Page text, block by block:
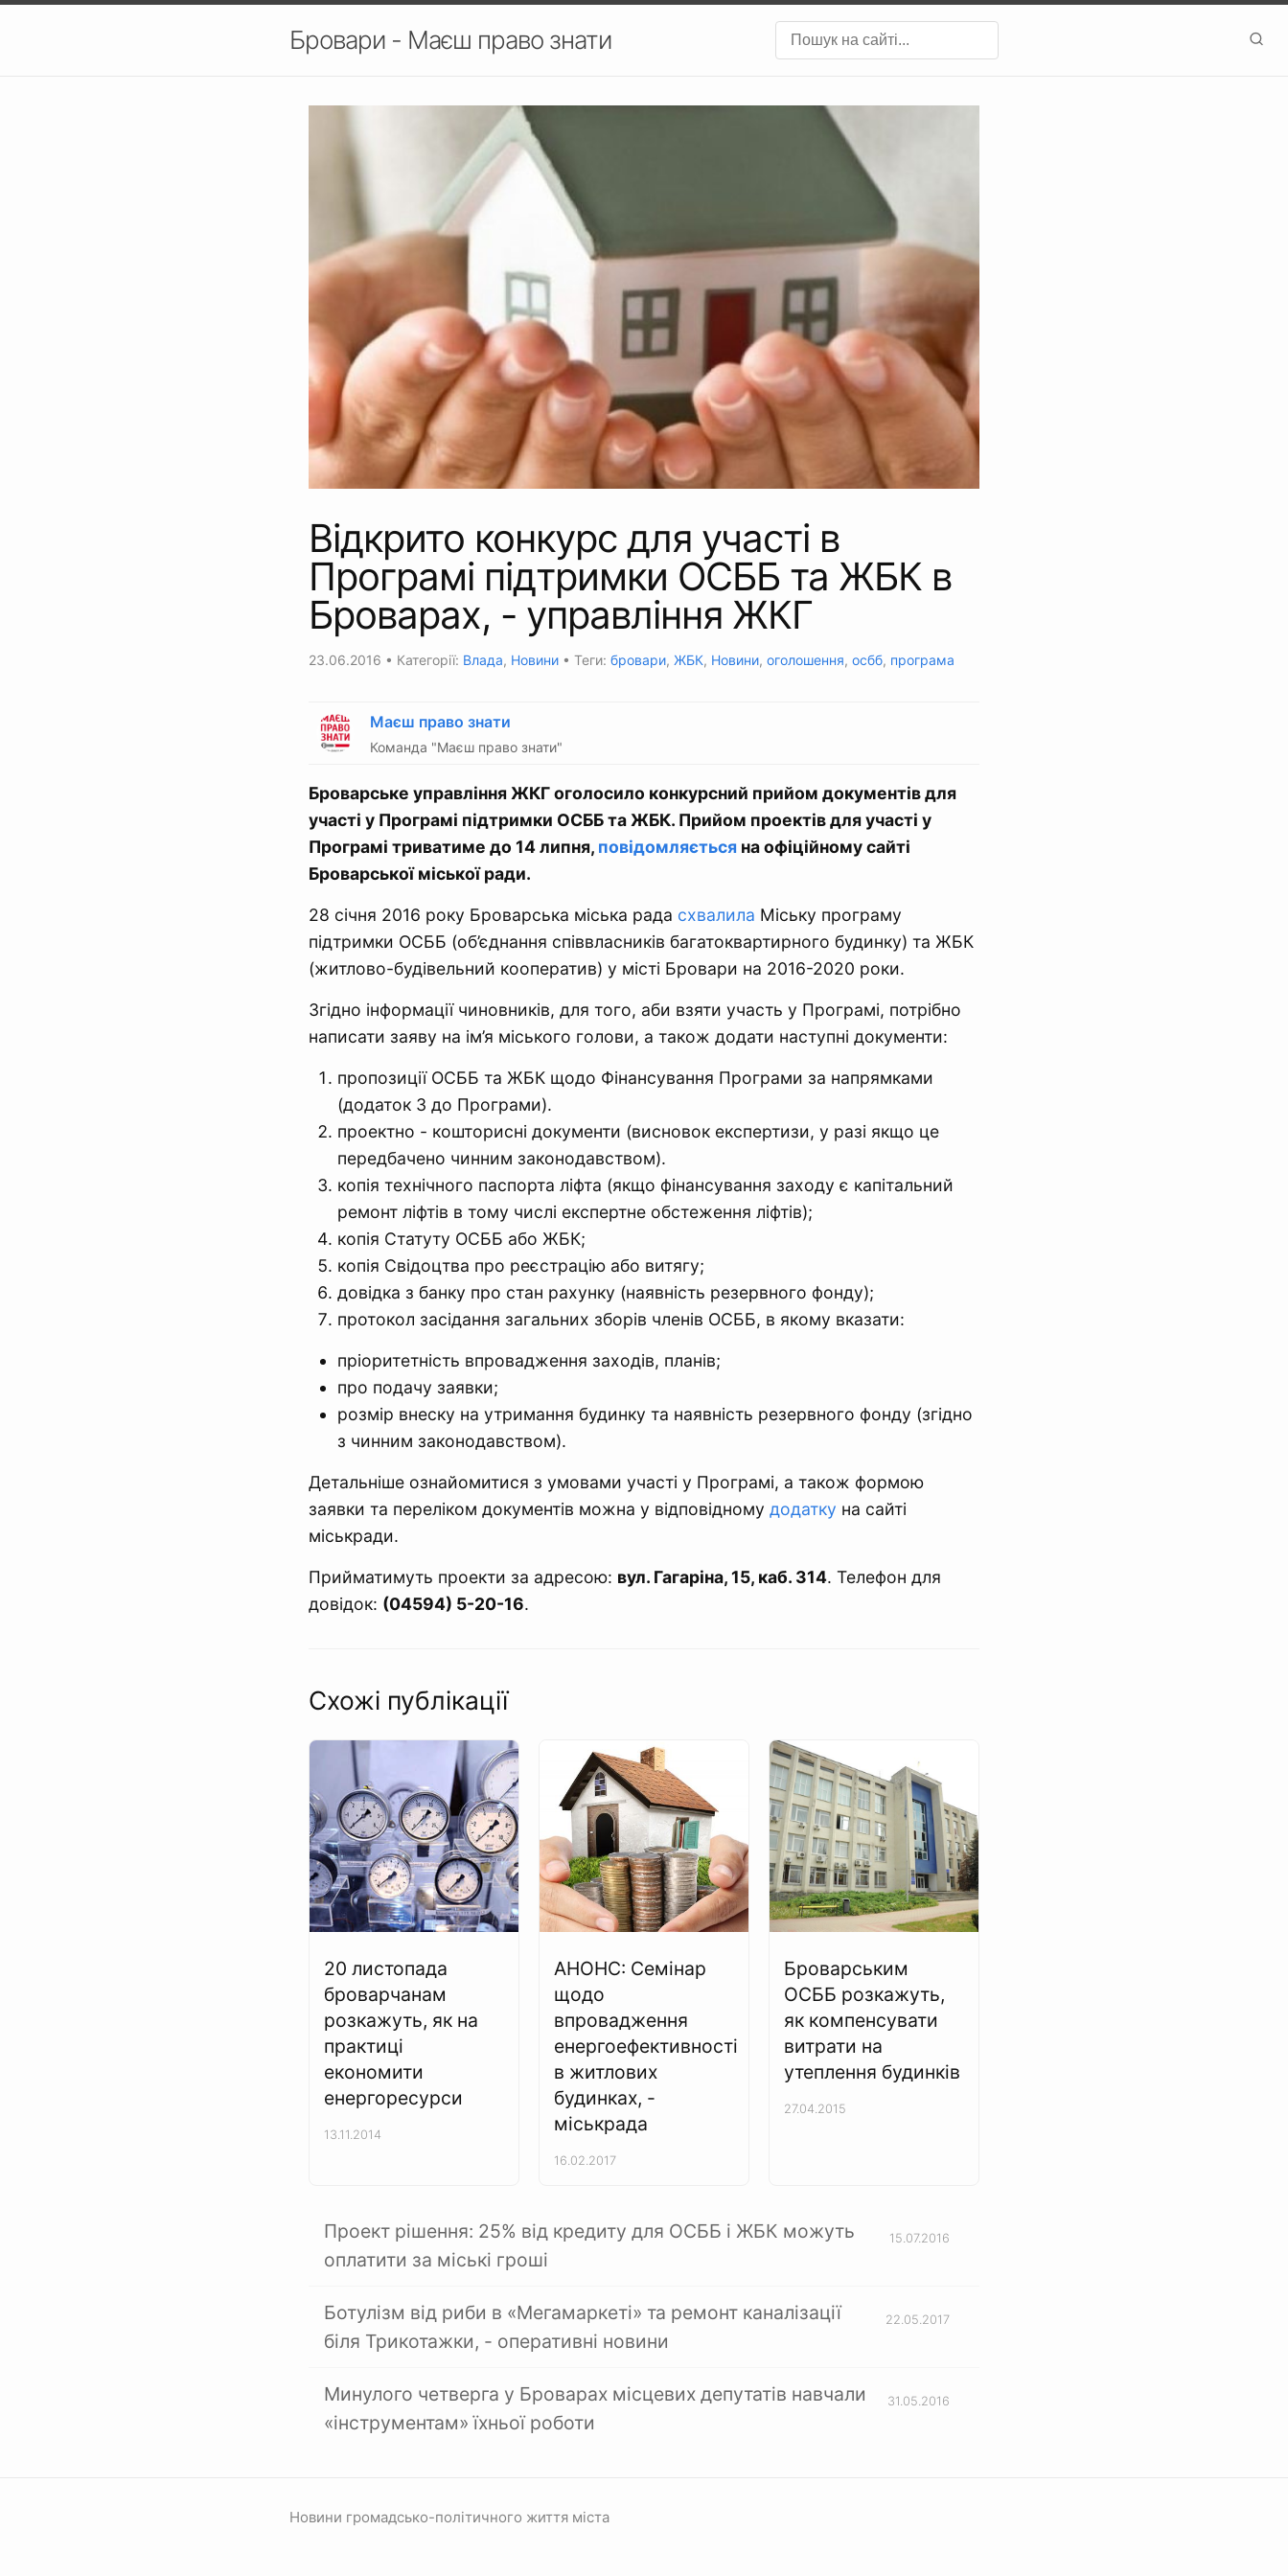
Бровари - Маєш право знати
Відкрито конкурс для участі в
Програмі підтримки ОСББ та ЖБК в
Броварах, - управління ЖКГ
23.06.2016 • Категорії: Влада, Новини • Теги: бровари, ЖБК, Новини, оголошення, осбб, програма
Маєш право знати
Команда "Маєш право знати"
Броварське управління ЖКГ оголосило конкурсний прийом документів для
участі у Програмі підтримки ОСББ та ЖБК. Прийом проектів для участі у
Програмі триватиме до 14 липня, повідомляється на офіційному сайті
Броварської міської ради.
28 січня 2016 року Броварська міська рада схвалила Міську програму
підтримки ОСББ (об’єднання співвласників багатоквартирного будинку) та ЖБК
(житлово-будівельний кооператив) у місті Бровари на 2016-2020 роки.
Згідно інформації чиновників, для того, аби взяти участь у Програмі, потрібно
написати заяву на ім’я міського голови, а також додати наступні документи:
пропозиції ОСББ та ЖБК щодо Фінансування Програми за напрямками
(додаток 3 до Програми).
проектно - кошторисні документи (висновок експертизи, у разі якщо це
передбачено чинним законодавством).
копія технічного паспорта ліфта (якщо фінансування заходу є капітальний
ремонт ліфтів в тому числі експертне обстеження ліфтів);
копія Статуту ОСББ або ЖБК;
копія Свідоцтва про реєстрацію або витягу;
довідка з банку про стан рахунку (наявність резервного фонду);
протокол засідання загальних зборів членів ОСББ, в якому вказати:
пріоритетність впровадження заходів, планів;
про подачу заявки;
розмір внеску на утримання будинку та наявність резервного фонду (згідно
з чинним законодавством).
Детальніше ознайомитися з умовами участі у Програмі, а також формою
заявки та переліком документів можна у відповідному додатку на сайті
міськради.
Прийматимуть проекти за адресою: вул. Гагаріна, 15, каб. 314. Телефон для
довідок: (04594) 5-20-16.
Схожі публікації
20 листопада
броварчанам
розкажуть, як на
практиці
економити
енергоресурси
13.11.2014
АНОНС: Семінар
щодо
впровадження
енергоефективності
в житлових
будинках, -
міськрада
16.02.2017
Броварським
ОСББ розкажуть,
як компенсувати
витрати на
утеплення будинків
27.04.2015
Проект рішення: 25% від кредиту для ОСББ і ЖБК можуть
оплатити за міські гроші
15.07.2016
Ботулізм від риби в «Мегамаркеті» та ремонт каналізації
біля Трикотажки, - оперативні новини
22.05.2017
Минулого четверга у Броварах місцевих депутатів навчали
«інструментам» їхньої роботи
31.05.2016
Новини громадсько-політичного життя міста